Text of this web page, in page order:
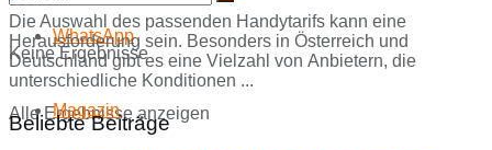
Keine Ergebnisse
Alle Ergebnisse anzeigen
WhatsApp
Magazin
Die Auswahl des passenden Handytarifs kann eine
Herausforderung sein. Besonders in Österreich und
Deutschland gibt es eine Vielzahl von Anbietern, die
unterschiedliche Konditionen ...
Beliebte Beiträge